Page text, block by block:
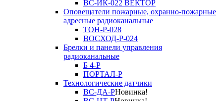
ВС-ИК-022 ВЕКТОР
Оповещатели пожарные, охранно-пожарные
адресные радиоканальные
ТОН-Р-028
ВОСХОД-Р-024
Брелки и панели управления
радиоканальные
Б 4-Р
ПОРТАЛ-Р
Технологические датчики
ВС-ДА-РНовинка!